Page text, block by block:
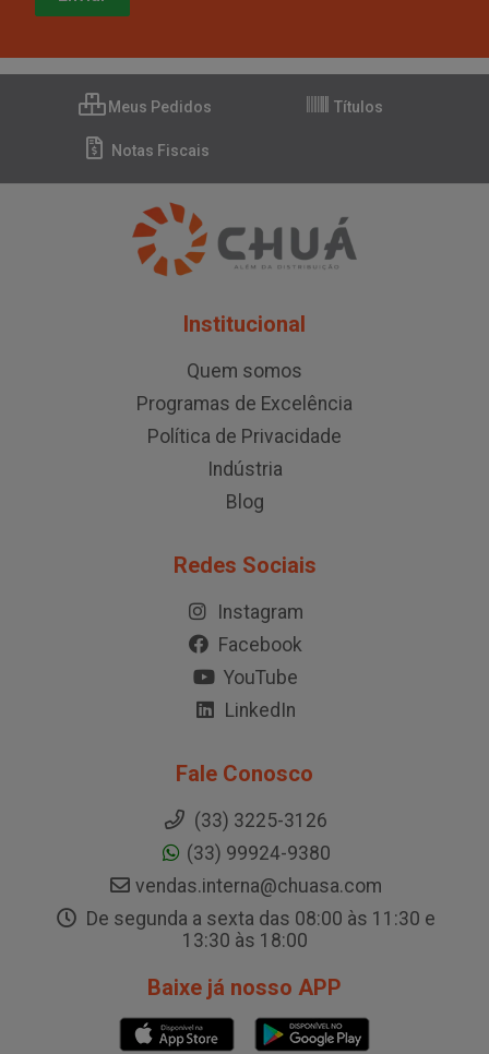
Meus Pedidos Títulos
Notas Fiscais
Institucional
Quem somos
Programas de Excelência
Política de Privacidade
Indústria
Blog
Redes Sociais
Instagram
Facebook
YouTube
LinkedIn
Fale Conosco
(33) 3225-3126
(33) 99924-9380
vendas.interna@chuasa.com
De segunda a sexta das 08:00 às 11:30 e
13:30 às 18:00
Baixe já nosso APP